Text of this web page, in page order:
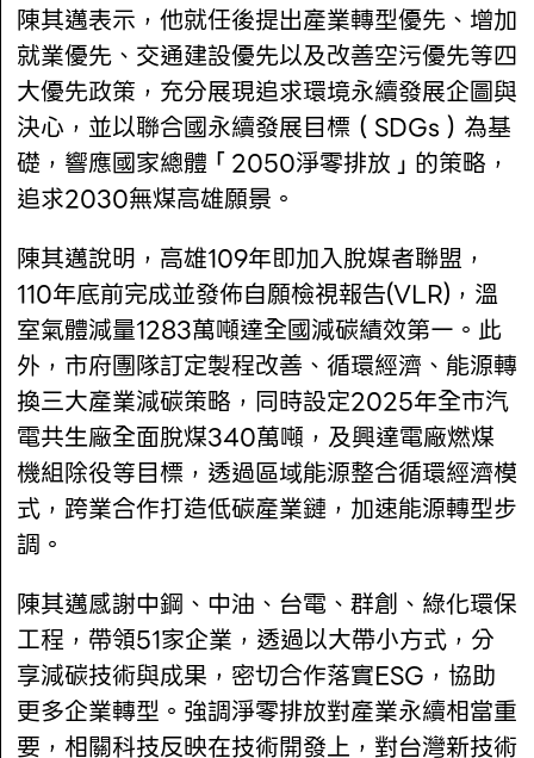
陳其邁表示，他就任後提出產業轉型優先、增加
就業優先、交通建設優先以及改善空污優先等四
大優先政策，充分展現追求環境永續發展企圖與
決心，並以聯合國永續發展目標（SDGs）為基
礎，響應國家總體「2050淨零排放」的策略，
追求2030無煤高雄願景。
陳其邁說明，高雄109年即加入脫媒者聯盟，
110年底前完成並發佈自願檢視報告(VLR)，溫
室氣體減量1283萬噸達全國減碳績效第一。此
外，市府團隊訂定製程改善、循環經濟、能源轉
換三大產業減碳策略，同時設定2025年全市汽
電共生廠全面脫煤340萬噸，及興達電廠燃煤
機組除役等目標，透過區域能源整合循環經濟模
式，跨業合作打造低碳產業鏈，加速能源轉型步
調。
陳其邁感謝中鋼、中油、台電、群創、綠化環保
工程，帶領51家企業，透過以大帶小方式，分
享減碳技術與成果，密切合作落實ESG，協助
更多企業轉型。強調淨零排放對產業永續相當重
要，相關科技反映在技術開發上，對台灣新技術